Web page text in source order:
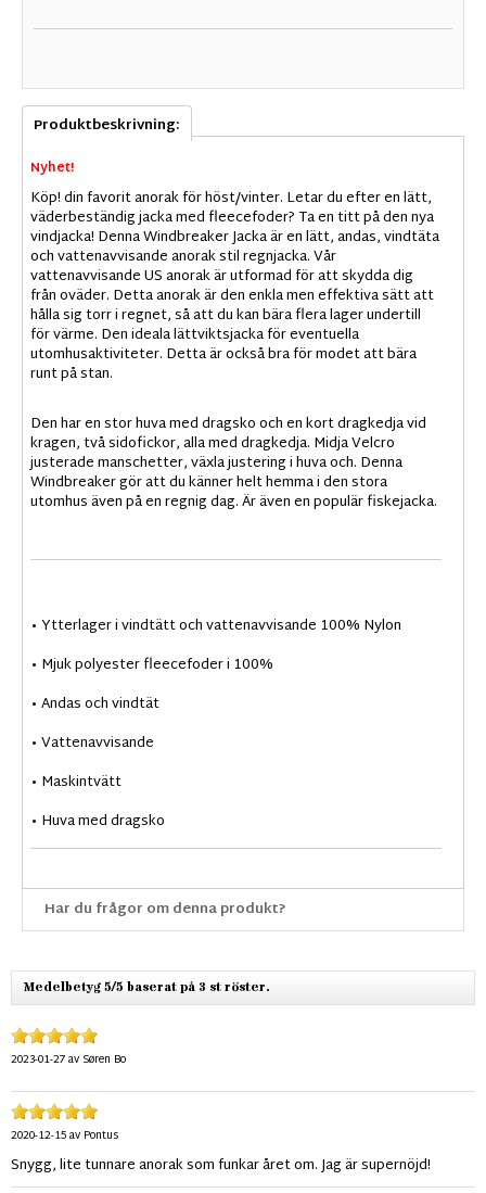
Produktbeskrivning:
Nyhet!
Köp! din favorit anorak för höst/vinter. Letar du efter en lätt,
väderbeständig jacka med fleecefoder? Ta en titt på den nya
vindjacka! Denna Windbreaker Jacka är en lätt, andas, vindtäta
och vattenavvisande anorak stil regnjacka. Vår
vattenavvisande US anorak är utformad för att skydda dig
från oväder. Detta anorak är den enkla men effektiva sätt att
hålla sig torr i regnet, så att du kan bära flera lager undertill
för värme. Den ideala lättviktsjacka för eventuella
utomhusaktiviteter. Detta är också bra för modet att bära
runt på stan.
Den har en stor huva med dragsko och en kort dragkedja vid
kragen, två sidofickor, alla med dragkedja. Midja Velcro
justerade manschetter, växla justering i huva och. Denna
Windbreaker gör att du känner helt hemma i den stora
utomhus även på en regnig dag. Är även en populär fiskejacka.
• Ytterlager i vindtätt och vattenavvisande 100% Nylon
• Mjuk polyester fleecefoder i 100%
• Andas och vindtät
• Vattenavvisande
• Maskintvätt
• Huva med dragsko
Har du frågor om denna produkt?
Medelbetyg 5/5 baserat på 3 st röster.
2023-01-27av Søren Bo
2020-12-15av Pontus
Snygg, lite tunnare anorak som funkar året om. Jag är supernöjd!